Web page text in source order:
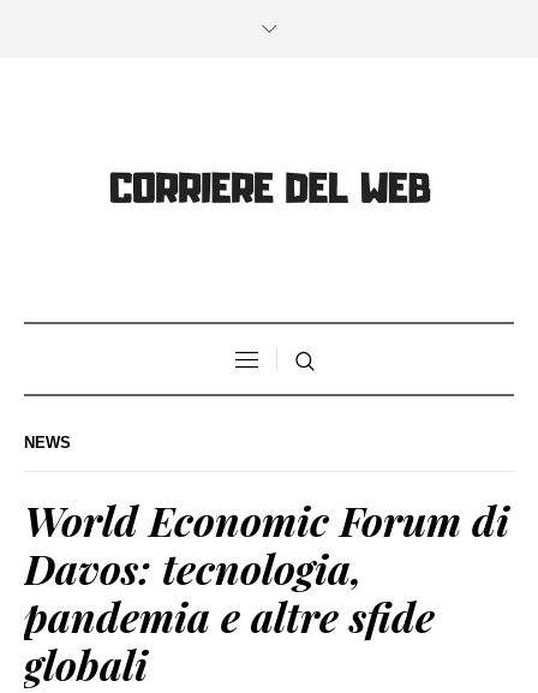
NEWS
World Economic Forum di
Davos: tecnologia,
pandemia e altre sfide
globali